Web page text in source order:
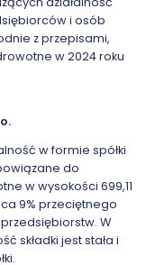
i osób
z przepisami,
w 2024 roku
w formie spółki
do
w wysokości 699,11
9% przeciętnego
W
składki jest stała i